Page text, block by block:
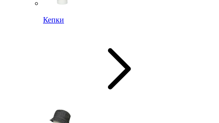
Кепки